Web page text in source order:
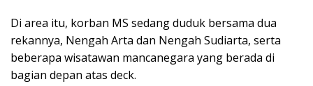
Di area itu, korban MS sedang duduk bersama dua
rekannya, Nengah Arta dan Nengah Sudiarta, serta
beberapa wisatawan mancanegara yang berada di
bagian depan atas deck.